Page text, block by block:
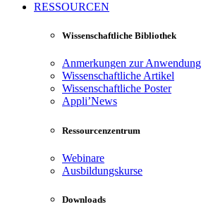
RESSOURCEN
Wissenschaftliche Bibliothek
Anmerkungen zur Anwendung
Wissenschaftliche Artikel
Wissenschaftliche Poster
Appli’News
Ressourcenzentrum
Webinare
Ausbildungskurse
Downloads